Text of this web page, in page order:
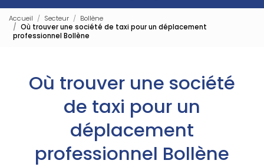
Accueil Secteur
Bollène
Où trouver une société de taxi pour un déplacement
professionnel Bollène
Où trouver une société
de taxi pour un
déplacement
professionnel Bollène